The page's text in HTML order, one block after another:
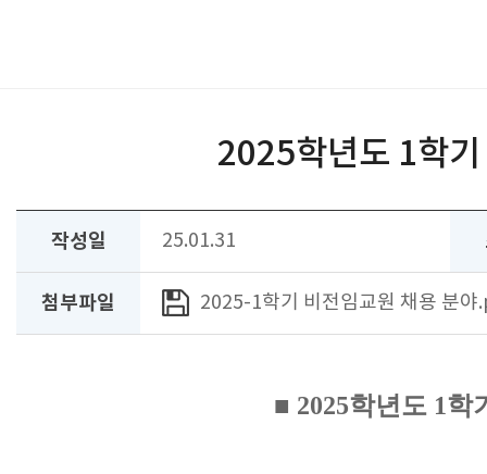
2025학년도 1학기
작성일 25.01.31
첨부파일 2025-1학기 비전임교원 채용 분
■ 2025학년도 1